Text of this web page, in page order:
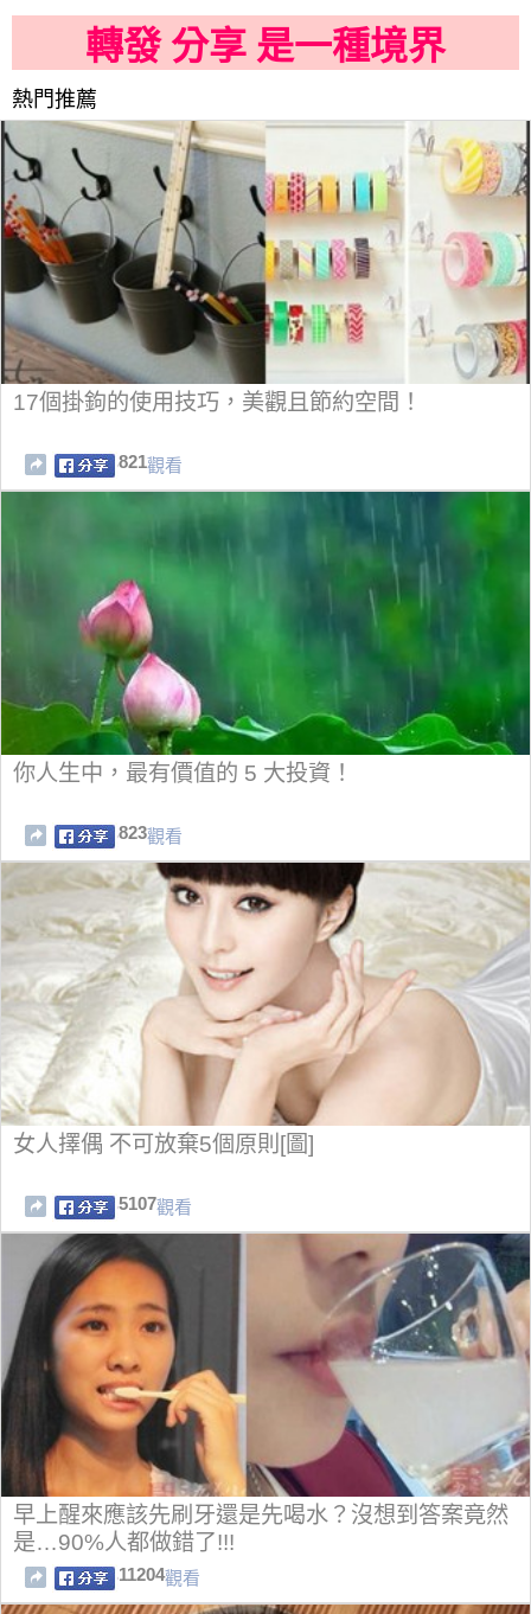
轉發 分享 是一種境界
熱門推薦
17個掛鉤的使用技巧，美觀且節約空間！
821觀看
你人生中，最有價值的 5 大投資！
823觀看
女人擇偶 不可放棄5個原則[圖]
5107觀看
早上醒來應該先刷牙還是先喝水？沒想到答案竟然
是…90%人都做錯了!!!
11204觀看